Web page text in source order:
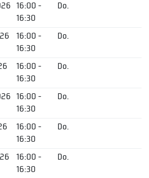
16:00 -
16:30
Do.
16:00 -
16:30
Do.
16:00 -
16:30
Do.
16:00 -
16:30
Do.
16:00 -
16:30
Do.
16:00 -
16:30
Do.